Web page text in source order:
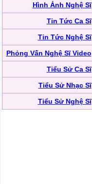
Hình Ảnh Nghệ Sĩ
Tin Tức Ca Sĩ
Tin Tức Nghệ Sĩ
Phỏng Vấn Nghệ Sĩ Video
Tiểu Sử Ca Sĩ
Tiểu Sử Nhạc Sĩ
Tiểu Sử Nghệ Sĩ